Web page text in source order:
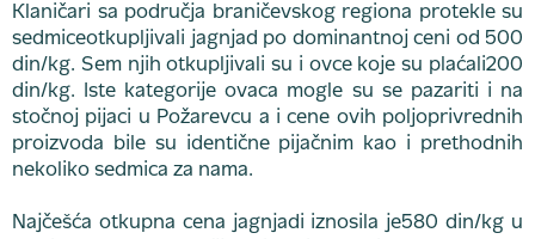
Klaničari sa područja braničevskog regiona protekle su
sedmiceotkupljivali jagnjad po dominantnoj ceni od 500
din/kg. Sem njih otkupljivali su i ovce koje su plaćali200
din/kg. Iste kategorije ovaca mogle su se pazariti i na
stočnoj pijaci u Požarevcu a i cene ovih poljoprivrednih
proizvoda bile su identične pijačnim kao i prethodnih
nekoliko sedmica za nama.
Najčešća otkupna cena jagnjadi iznosila je580 din/kg u